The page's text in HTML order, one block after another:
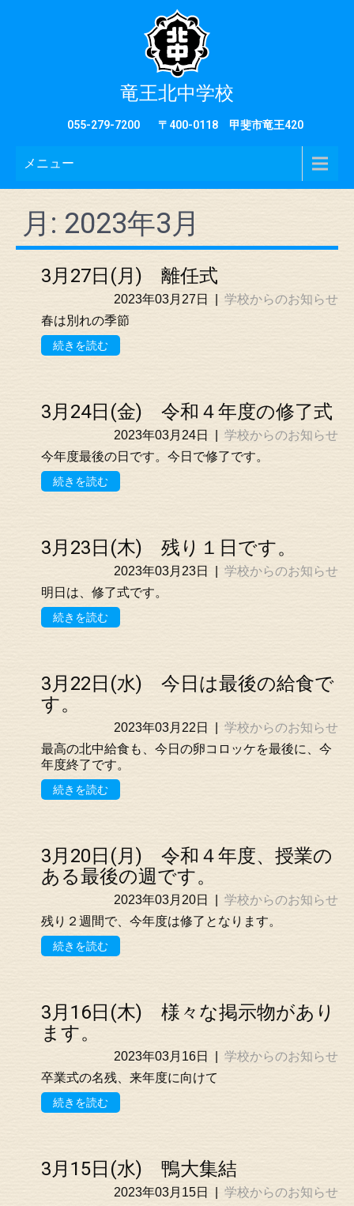
竜王北中学校
055-279-7200 〒400-0118 甲斐市竜王420
メニュー
月: 2023年3月
3月27日(月) 離任式
2023年03月27日
学校からのお知らせ
春は別れの季節
続きを読む
3月24日(金) 令和４年度の修了式
2023年03月24日
学校からのお知らせ
今年度最後の日です。今日で修了です。
続きを読む
3月23日(木) 残り１日です。
2023年03月23日
学校からのお知らせ
明日は、修了式です。
続きを読む
3月22日(水) 今日は最後の給食で
す。
2023年03月22日
学校からのお知らせ
最高の北中給食も、今日の卵コロッケを最後に、今
年度終了です。
続きを読む
3月20日(月) 令和４年度、授業の
ある最後の週です。
2023年03月20日
学校からのお知らせ
残り２週間で、今年度は修了となります。
続きを読む
3月16日(木) 様々な掲示物があり
ます。
2023年03月16日
学校からのお知らせ
卒業式の名残、来年度に向けて
続きを読む
3月15日(水) 鴨大集結
2023年03月15日
学校からのお知らせ